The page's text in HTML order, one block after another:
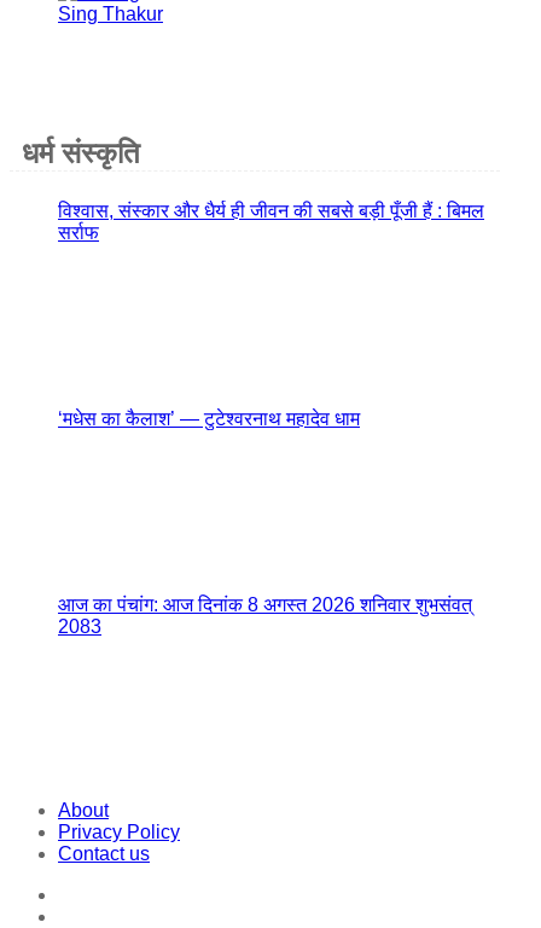
धर्म संस्कृति
विश्वास, संस्कार और धैर्य ही जीवन की सबसे बड़ी पूँजी हैं : बिमल
सर्राफ
‘मधेस का कैलाश’ — टुटेश्वरनाथ महादेव धाम
आज का पंचांग: आज दिनांक 8 अगस्त 2026 शनिवार शुभसंवत्
2083
About
Privacy Policy
Contact us